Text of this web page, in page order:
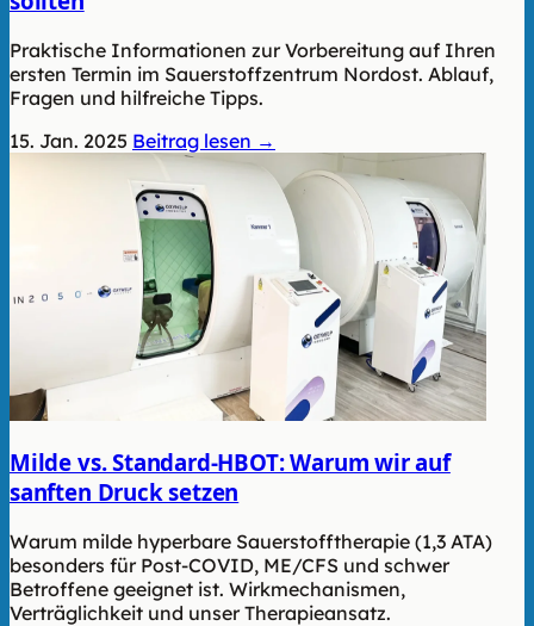
Praktische Informationen zur Vorbereitung auf Ihren
ersten Termin im Sauerstoffzentrum Nordost. Ablauf,
Fragen und hilfreiche Tipps.
15. Jan. 2025 Beitrag lesen →
Milde vs. Standard-HBOT: Warum wir auf
sanften Druck setzen
Warum milde hyperbare Sauerstofftherapie (1,3 ATA)
besonders für Post-COVID, ME/CFS und schwer
Betroffene geeignet ist. Wirkmechanismen,
Verträglichkeit und unser Therapieansatz.